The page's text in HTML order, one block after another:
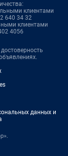
клиентами
640 34 32
клиентами
4056
данных и